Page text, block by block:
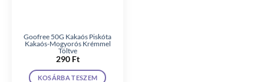
Goofree 50G Kakaós Piskóta
Kakaós-Mogyorós Krémmel
Töltve
290 Ft
KOSÁRBA TESZEM